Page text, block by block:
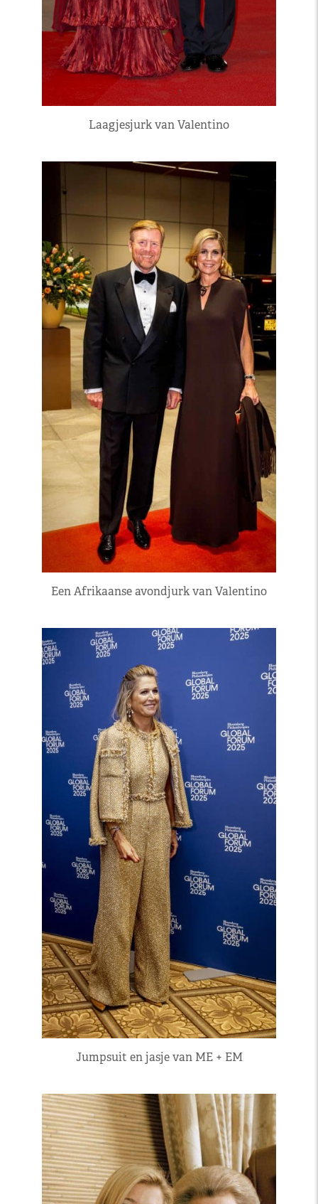
Laagjesjurk van Valentino
Een Afrikaanse avondjurk van Valentino
Jumpsuit en jasje van ME + EM